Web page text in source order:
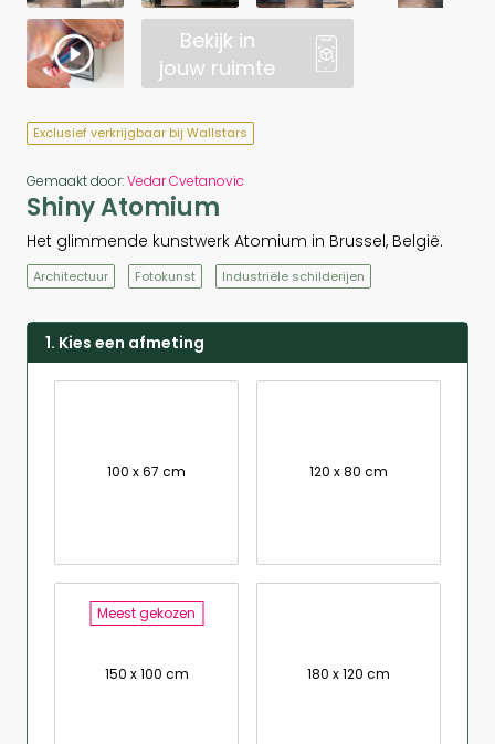
Bekijk in
jouw ruimte
Exclusief verkrijgbaar bij Wallstars
Gemaakt door:Vedar Cvetanovic
Shiny Atomium
Het glimmende kunstwerk Atomium in Brussel, België.
Architectuur Fotokunst Industriële schilderijen
1. Kies een afmeting
100 x 67 cm 120 x 80 cm
Meest gekozen
150 x 100 cm 180 x 120 cm